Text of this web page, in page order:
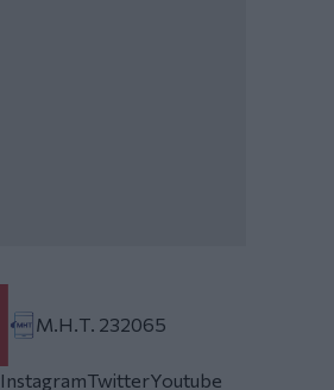
Μ.Η.Τ. 232065
InstagramTwitterYoutube